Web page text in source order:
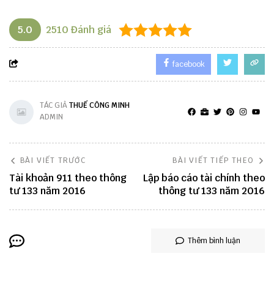
5.0 2510 Đánh giá
facebook
TÁC GIẢTHUẾ CÔNG MINH
ADMIN
BÀI VIẾT TRƯỚC
Tài khoản 911 theo thông
tư 133 năm 2016
BÀI VIẾT TIẾP THEO
Lập báo cáo tài chính theo
thông tư 133 năm 2016
Thêm bình luận